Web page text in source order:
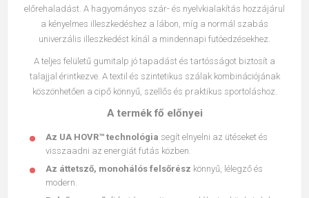
előrehaladást. A hagyományos szár- és nyelvkialakítás hozzájárul
a kényelmes illeszkedéshez a lábon, míg a normál szabás
univerzális illeszkedést kínál a mindennapi futóedzésekhez.
A teljes felületű gumitalp jó tapadást és tartósságot biztosít a
talajjal érintkezve. A textil és szintetikus szálak kombinációjának
köszönhetően a cipő könnyű, szellős és praktikus sportoláshoz.
A termék fő előnyei
Az UA HOVR™ technológia segít elnyelni az ütéseket és
visszaadni az energiát futás közben.
Az áttetsző, monohálós felsőrész könnyű, lélegző és
modern.